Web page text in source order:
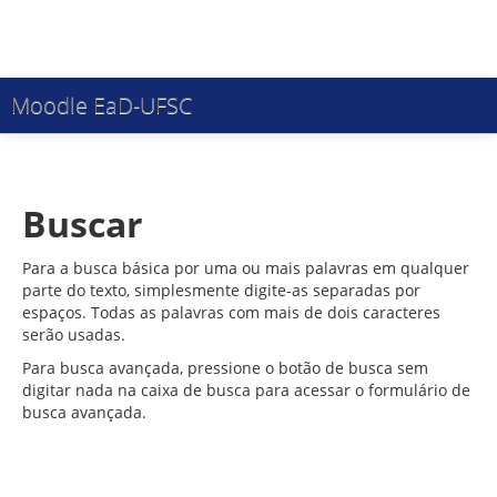
Moodle EaD-UFSC
Buscar
Para a busca básica por uma ou mais palavras em qualquer
parte do texto, simplesmente digite-as separadas por
espaços. Todas as palavras com mais de dois caracteres
serão usadas.
Para busca avançada, pressione o botão de busca sem
digitar nada na caixa de busca para acessar o formulário de
busca avançada.